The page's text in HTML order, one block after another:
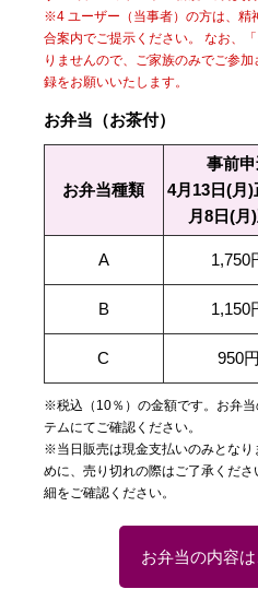
※4 ユーザー（当事者）の方は、精
合案内でご提示ください。 なお、
りませんので、ご家族のみでご参
録をお願いいたします。
お弁当（お茶付）
お弁当種類
事前
4月13日(月)
月8日(月
A 1,750
B 1,150
C 950円
※税込（10％）の金額です。お弁
テムにてご確認ください。
※当日販売は現金支払いのみとなり
めに、売り切れの際はご了承くだ
細をご確認ください。
お弁当の内容は